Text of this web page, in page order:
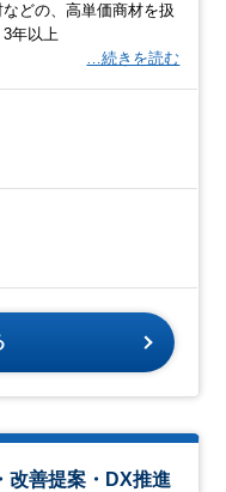
どの、高単価商材を扱
年以上
…続きを読む
改善提案・DX推進